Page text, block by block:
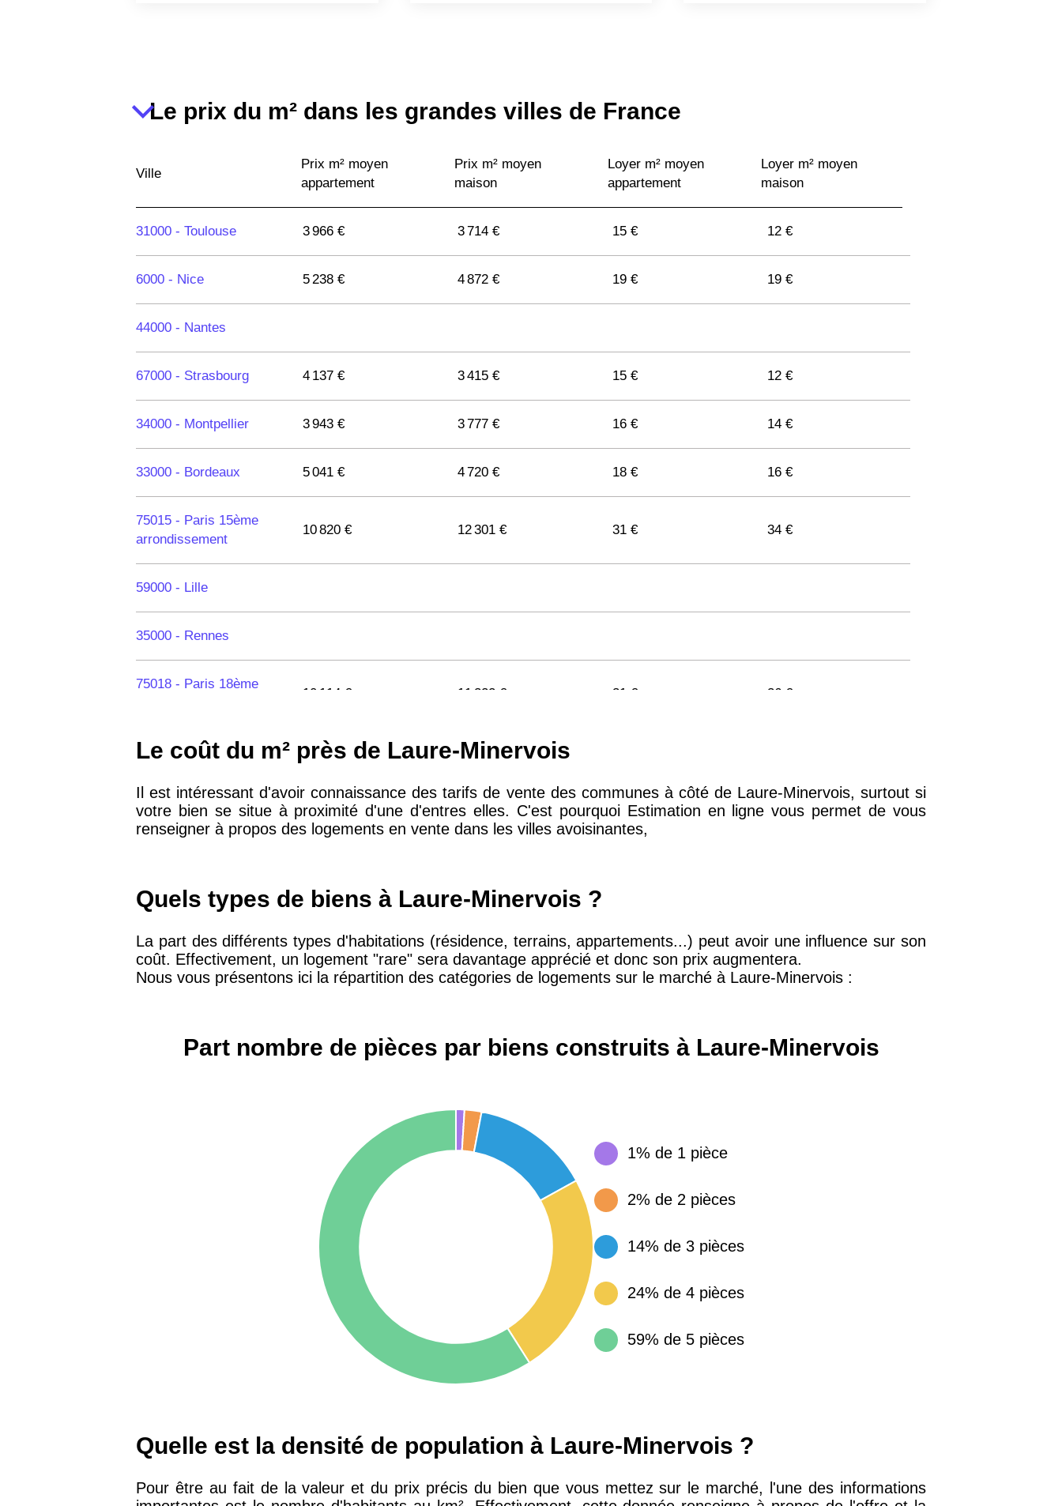
Le prix du m² dans les grandes villes de France
Ville
Prix m² moyen
appartement
Prix m² moyen
maison
Loyer m² moyen
appartement
Loyer m² moyen
maison
31000 - Toulouse 3 966 € 3 714 € 15 € 12 €
6000 - Nice 5 238 € 4 872 € 19 € 19 €
44000 - Nantes
67000 - Strasbourg 4 137 € 3 415 € 15 € 12 €
34000 - Montpellier 3 943 € 3 777 € 16 € 14 €
33000 - Bordeaux 5 041 € 4 720 € 18 € 16 €
75015 - Paris 15ème
arrondissement
10 820 € 12 301 € 31 € 34 €
59000 - Lille
35000 - Rennes
75018 - Paris 18ème
10 114 € 11 322 € 31 € 36 €
75020 -Paris 20ème
9 623 € 11 141 €
75019 -Paris 19ème
arrondissement
9 231 € 10 415 € 28 €
75013 -Paris 13ème
arrondissement
10 073 € 11 085 € 30 € 34 €
Saint-Étienne 1 404 € 2 013 € 10 € 10 €
12 687 €
12 145 €
3 018 €
2 917 € 14 €
Le coût du m² près de Laure-Minervois
Il est intéressant d'avoir connaissance des tarifs de vente des communes à côté de Laure-Minervois, surtout si
votre bien se situe à proximité d'une d'entres elles. C'est pourquoi Estimation en ligne vous permet de vous
renseigner à propos des logements en vente dans les villes avoisinantes,
Quels types de biens à Laure-Minervois ?
La part des différents types d'habitations (résidence, terrains, appartements...) peut avoir une influence sur son
coût. Effectivement, un logement "rare" sera davantage apprécié et donc son prix augmentera.
Nous vous présentons ici la répartition des catégories de logements sur le marché à Laure-Minervois :
Part nombre de pièces par biens construits à Laure-Minervois
1% de 1 pièce
2% de 2 pièces
14% de 3 pièces
24% de 4 pièces
59% de 5 pièces
Quelle est la densité de population à Laure-Minervois ?
Pour être au fait de la valeur et du prix précis du bien que vous mettez sur le marché, l'une des informations